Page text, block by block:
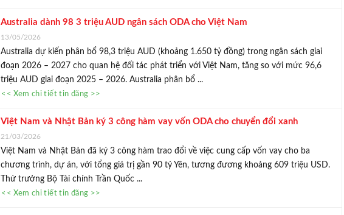
Australia dành 98 3 triệu AUD ngân sách ODA cho Việt Nam
13/05/2026
Australia dự kiến phân bổ 98,3 triệu AUD (khoảng 1.650 tỷ đồng) trong ngân sách giai
đoạn 2026 – 2027 cho quan hệ đối tác phát triển với Việt Nam, tăng so với mức 96,6
triệu AUD giai đoạn 2025 – 2026. Australia phân bổ ...
<< Xem chi tiết tin đăng >>
Việt Nam và Nhật Bản ký 3 công hàm vay vốn ODA cho chuyển đổi xanh
21/03/2026
Việt Nam và Nhật Bản đã ký 3 công hàm trao đổi về việc cung cấp vốn vay cho ba
chương trình, dự án, với tổng giá trị gần 90 tỷ Yên, tương đương khoảng 609 triệu USD.
Thứ trưởng Bộ Tài chính Trần Quốc ...
<< Xem chi tiết tin đăng >>